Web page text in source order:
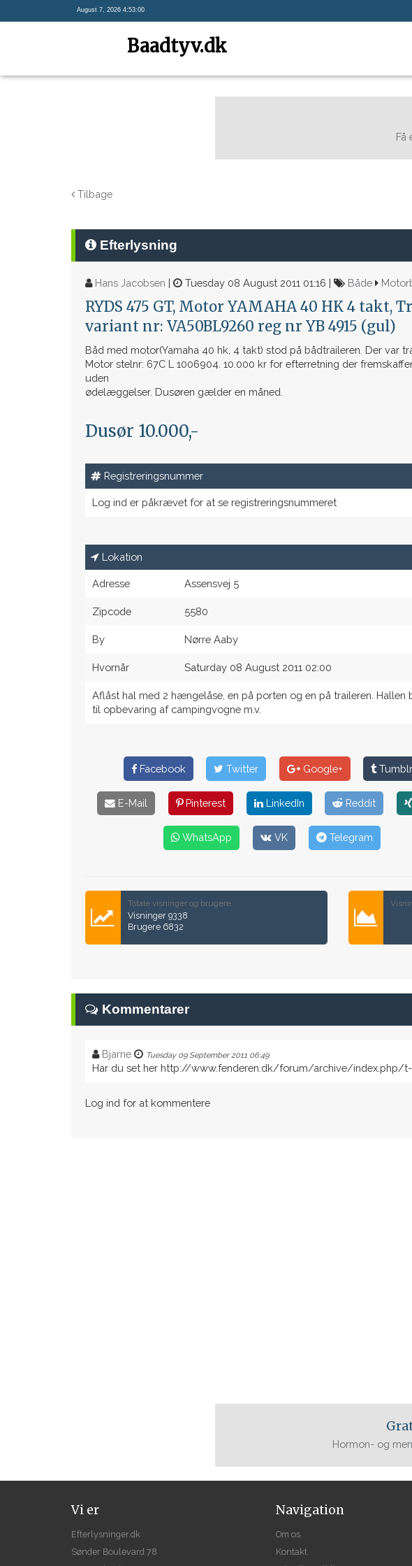
August 7, 2026 4:53:01
Baadtyv.dk
Få
Tilbage
Efterlysning
Hans Jacobsen | Tuesday 08 August 2011 01:16 | Både
RYDS 475 GT, Motor YAMAHA 40 HK 4 takt,
variant nr: VA50BL9260 reg nr YB 4915 (gul)
Båd med motor(Yamaha 40 hk, 4 takt) stod på bådtraileren. Der var
Motor stelnr: 67C L 1006904. 10.000 kr for efterretning der
uden
ødelæggelser. Dusøren gælder en måned.
Dusør 10.000,-
Registreringsnummer
Log ind er påkrævet for at se registreringsnummeret
Lokation
Adresse Assensvej 5
Zipcode 5580
By Nørre Aaby
Hvornår Saturday 08 August 2011 02:00
Aflåst hal med 2 hængelåse, en på porten og en på traileren. Hallen
til opbevaring af campingvogne m.v.
Facebook Twitter Google+ Tumblr
E-Mail Pinterest LinkedIn Reddit
WhatsApp VK Telegram
Totale visninger og brugere
Visninger 9338
Brugere 6832
Kommentarer
Bjarne Tuesday 09 September 2011 06:49
Har du set her http://www.fenderen.dk/forum/archive/index.php/t-
Log ind for at kommentere
Hormon- og
Vi er
Efterlysninger.dk
Sønder Boulevard 78
Navigation
Om os
Kontakt